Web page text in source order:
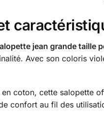
jean grande taille
Avec son coloris
coton, cette salopette
confort au fil des